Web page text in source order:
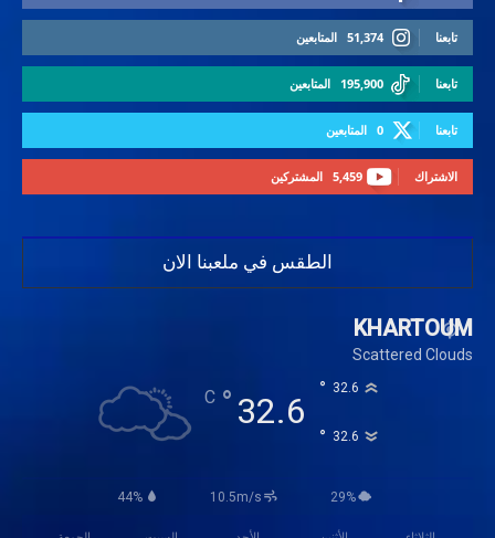
51,374 المتابعين تابعنا
195,900 المتابعين تابعنا
0 المتابعين تابعنا
5,459 المشتركين الاشتراك
الطقس في ملعبنا الان
KHARTOUM
Scattered Clouds
32.6
°
C 32.6
°
32.6
°
44% 10.5m/s 29%